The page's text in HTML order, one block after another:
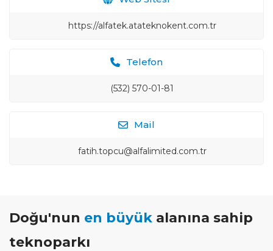
https://alfatek.atateknokent.com.tr
Telefon
(532) 570-01-81
Mail
fatih.topcu@alfalimited.com.tr
Doğu'nun en büyük alanına sahip
teknoparkı